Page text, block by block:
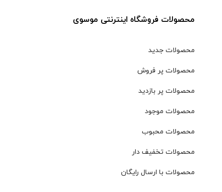
محصولات فروشگاه اینترنتی موسوی
محصولات جدید
محصولات پر فروش
محصولات پر بازدید
محصولات موجود
محصولات محبوب
محصولات تخفیف دار
محصولات با ارسال رایگان